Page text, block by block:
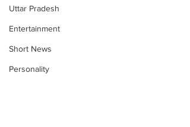
Uttar Pradesh
Entertainment
Short News
Personality